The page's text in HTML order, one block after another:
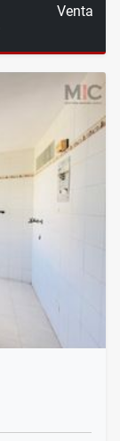
Venta